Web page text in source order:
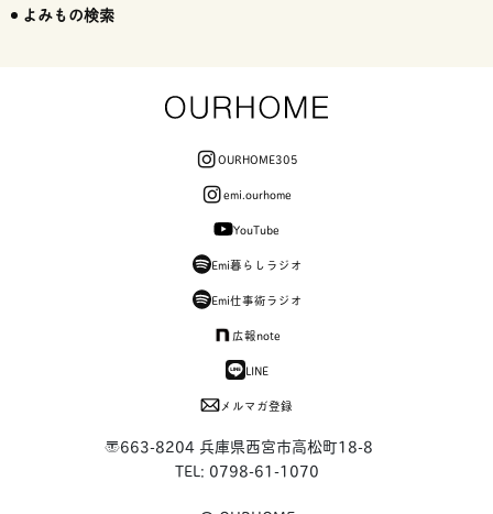
よみもの検索
OURHOME305
emi.ourhome
YouTube
Emi暮らしラジオ
Emi仕事術ラジオ
広報note
LINE
メルマガ登録
〒663-8204 兵庫県西宮市高松町18-8
TEL: 0798-61-1070